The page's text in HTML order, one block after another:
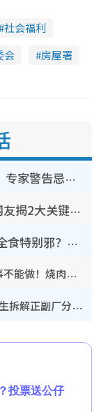
社会福利
会
房屋署
行李清洁｜车轮脏过马桶58倍！专家警告忌用酒精擦 教1招免脏手除菌
装修拆铁闸随时变贼人目标？网友揭2大关键用途：装新款等于白装？附新旧铁闸分别
鬼门开2026｜农历七月撞正日全食特别邪？专家警告切忌做一事！揭4大禁忌+2招保平安
鬼门开2026｜8.13鬼节禁忌 22件事不能做！烧肉、刺身要少食？半夜勿吹口哨/打给个电话
网传公立医院改用内地/副厂药？医生拆解正副厂分别，揭4类人换药随时出事